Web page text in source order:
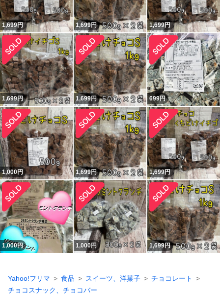
1,699円 1,699円 1,699円
1,699円 1,699円 699円
1,000円 1,699円 1,699円
1,000円 1,000円 1,699円
Yahoo!フリマ 食品 スイーツ、洋菓子
チョコレート
チョコスナック、チョコバー